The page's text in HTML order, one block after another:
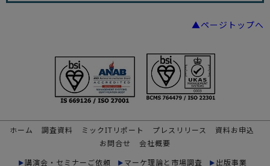
▲ページトップへ
ホーム 調査資料 ミックITリポート プレスリリース
資料お申込
お問合せ
会社概要
講演会・セミナーご依頼
マーケ理論と市場調査
出版事業